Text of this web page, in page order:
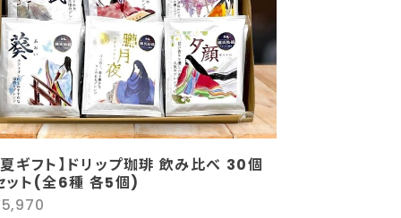
夏ギフト】ドリップ珈琲 飲み比べ 30個
ット(全6種 各5個)